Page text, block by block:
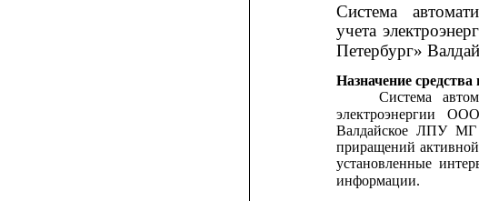
Система
учета
Петербург»
Назначение средства
Система
электроэнергии
ООО
Валдайское ЛПУ МГ
приращений активной
установленные
информации.